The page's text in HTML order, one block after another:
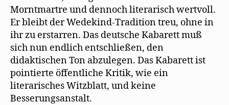
Morntmartre und dennoch literarisch wertvoll.
Er bleibt der Wedekind-Tradition treu, ohne in
ihr zu erstarren. Das deutsche Kabarett muß
sich nun endlich entschließen, den
didaktischen Ton abzulegen. Das Kabarett ist
pointierte öffentliche Kritik, wie ein
literarisches Witzblatt, und keine
Besserungsanstalt.